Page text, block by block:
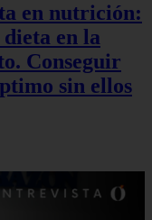
en nutrición:
en la
Conseguir
sin ellos